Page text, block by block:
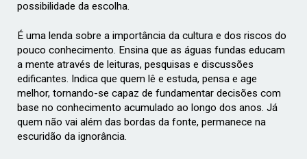
possibilidade da escolha.
É uma lenda sobre a importância da cultura e dos riscos do
pouco conhecimento. Ensina que as águas fundas educam
a mente através de leituras, pesquisas ediscussões
edificantes. Indica que quem lê e estuda, pensa e age
melhor, tornando-se capaz de fundamentar decisões com
base no conhecimento acumulado ao longodos anos. Já
quem não vai além das bordas da fonte, permanece na
escuridão daignorância.